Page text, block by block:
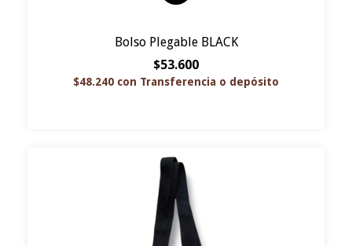
Bolso Plegable BLACK
$53.600
$48.240 con Transferencia o depósito